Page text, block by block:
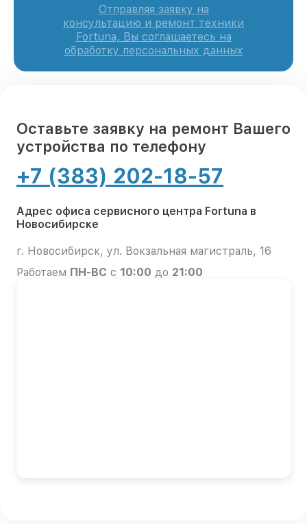
Отправляя заявку на
консультацию и ремонт техники
Fortuna, Вы соглашаетесь на
обработку персональных данных
Оставьте заявку на ремонт Вашего
устройства по телефону
+7 (383) 202-18-57
Адрес офиса сервисного центра Fortuna в
Новосибирске
г. Новосибирск, ул. Вокзальная магистраль, 16
Работаем ПН-ВС с 10:00 до 21:00